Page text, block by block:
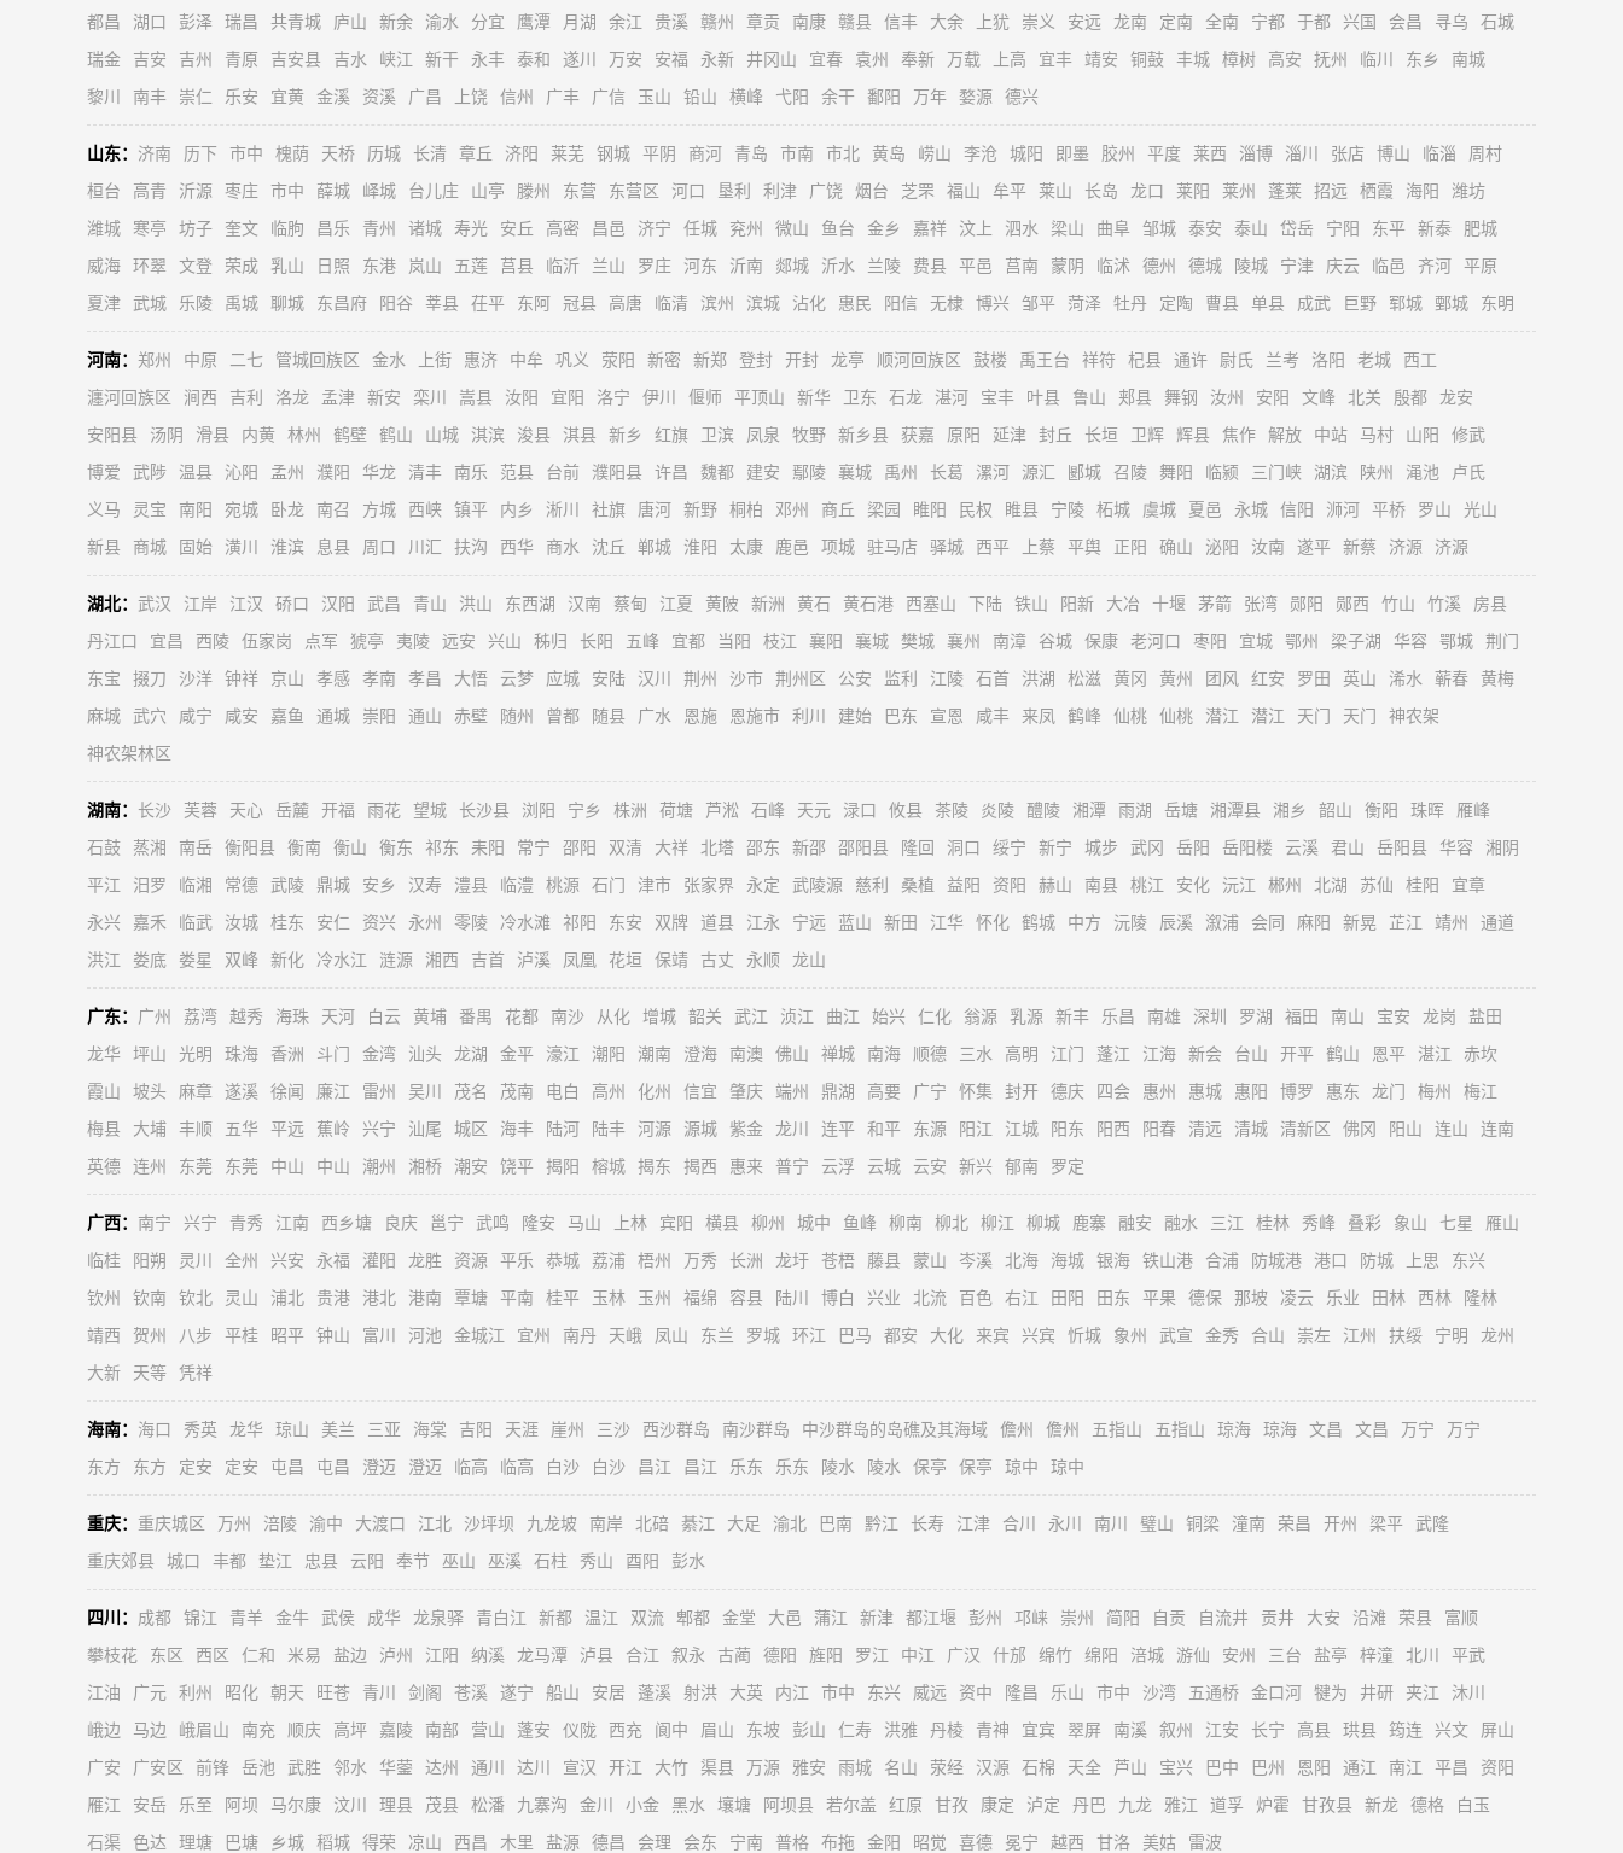
都昌
湖口 彭泽 瑞昌 共青城 庐山 新余 渝水 分宜 鹰潭 月湖 余江 贵溪 赣州 章贡 南康 赣县 信丰 大余 上犹 崇义 安远 龙南 定南 全南 宁都 于都 兴国 会昌 寻乌
石城
瑞金
吉安 吉州 青原 吉安县 吉水 峡江 新干 永丰 泰和 遂川 万安 安福 永新 井冈山 宜春 袁州 奉新 万载 上高 宜丰 靖安 铜鼓 丰城 樟树 高安 抚州 临川 东乡
南城
黎川
南丰 崇仁 乐安 宜黄 金溪 资溪 广昌 上饶 信州 广丰 广信 玉山 铅山 横峰 弋阳 余干 鄱阳 万年 婺源 德兴
山东： 济南 历下 市中 槐荫 天桥 历城 长清 章丘 济阳 莱芜 钢城 平阴 商河 青岛 市南 市北 黄岛 崂山 李沧 城阳 即墨 胶州 平度 莱西 淄博 淄川 张店 博山 临淄
周村
桓台
高青 沂源 枣庄 市中 薛城 峄城 台儿庄 山亭 滕州 东营 东营区 河口 垦利 利津 广饶 烟台 芝罘 福山 牟平 莱山 长岛 龙口 莱阳 莱州 蓬莱 招远 栖霞 海阳
潍坊
潍城
寒亭 坊子 奎文 临朐 昌乐 青州 诸城 寿光 安丘 高密 昌邑 济宁 任城 兖州 微山 鱼台 金乡 嘉祥 汶上 泗水 梁山 曲阜 邹城 泰安 泰山 岱岳 宁阳 东平 新泰
肥城
威海
环翠 文登 荣成 乳山 日照 东港 岚山 五莲 莒县 临沂 兰山 罗庄 河东 沂南 郯城 沂水 兰陵 费县 平邑 莒南 蒙阴 临沭 德州 德城 陵城 宁津 庆云 临邑 齐河
平原
夏津
武城 乐陵 禹城 聊城 东昌府 阳谷 莘县 茌平 东阿 冠县 高唐 临清 滨州 滨城 沾化 惠民 阳信 无棣 博兴 邹平 菏泽 牡丹 定陶 曹县 单县 成武 巨野 郓城 鄄城 东明
河南： 郑州 中原 二七 管城回族区 金水 上街 惠济 中牟 巩义 荥阳 新密 新郑 登封 开封 龙亭 顺河回族区 鼓楼 禹王台 祥符 杞县 通许 尉氏 兰考 洛阳 老城
西工
瀍河回族区
涧西 吉利 洛龙 孟津 新安 栾川 嵩县 汝阳 宜阳 洛宁 伊川 偃师 平顶山 新华 卫东 石龙 湛河 宝丰 叶县 鲁山 郏县 舞钢 汝州 安阳 文峰 北关 殷都
龙安
安阳县
汤阴 滑县 内黄 林州 鹤壁 鹤山 山城 淇滨 浚县 淇县 新乡 红旗 卫滨 凤泉 牧野 新乡县 获嘉 原阳 延津 封丘 长垣 卫辉 辉县 焦作 解放 中站 马村 山阳
修武
博爱
武陟 温县 沁阳 孟州 濮阳 华龙 清丰 南乐 范县 台前 濮阳县 许昌 魏都 建安 鄢陵 襄城 禹州 长葛 漯河 源汇 郾城 召陵 舞阳 临颍 三门峡 湖滨 陕州 渑池
卢氏
义马
灵宝 南阳 宛城 卧龙 南召 方城 西峡 镇平 内乡 淅川 社旗 唐河 新野 桐柏 邓州 商丘 梁园 睢阳 民权 睢县 宁陵 柘城 虞城 夏邑 永城 信阳 浉河 平桥 罗山
光山
新县
商城 固始 潢川 淮滨 息县 周口 川汇 扶沟 西华 商水 沈丘 郸城 淮阳 太康 鹿邑 项城 驻马店 驿城 西平 上蔡 平舆 正阳 确山 泌阳 汝南 遂平 新蔡 济源 济源
湖北： 武汉 江岸 江汉 硚口 汉阳 武昌 青山 洪山 东西湖 汉南 蔡甸 江夏 黄陂 新洲 黄石 黄石港 西塞山 下陆 铁山 阳新 大冶 十堰 茅箭 张湾 郧阳 郧西 竹山 竹溪
房县
丹江口
宜昌 西陵 伍家岗 点军 猇亭 夷陵 远安 兴山 秭归 长阳 五峰 宜都 当阳 枝江 襄阳 襄城 樊城 襄州 南漳 谷城 保康 老河口 枣阳 宜城 鄂州 梁子湖 华容 鄂城
荆门
东宝
掇刀 沙洋 钟祥 京山 孝感 孝南 孝昌 大悟 云梦 应城 安陆 汉川 荆州 沙市 荆州区 公安 监利 江陵 石首 洪湖 松滋 黄冈 黄州 团风 红安 罗田 英山 浠水 蕲春
黄梅
麻城
武穴 咸宁 咸安 嘉鱼 通城 崇阳 通山 赤壁 随州 曾都 随县 广水 恩施 恩施市 利川 建始 巴东 宣恩 咸丰 来凤 鹤峰 仙桃 仙桃 潜江 潜江 天门 天门
神农架
神农架林区
湖南： 长沙 芙蓉 天心 岳麓 开福 雨花 望城 长沙县 浏阳 宁乡 株洲 荷塘 芦淞 石峰 天元 渌口 攸县 茶陵 炎陵 醴陵 湘潭 雨湖 岳塘 湘潭县 湘乡 韶山 衡阳 珠晖
雁峰
石鼓
蒸湘 南岳 衡阳县 衡南 衡山 衡东 祁东 耒阳 常宁 邵阳 双清 大祥 北塔 邵东 新邵 邵阳县 隆回 洞口 绥宁 新宁 城步 武冈 岳阳 岳阳楼 云溪 君山 岳阳县 华容
湘阴
平江
汨罗 临湘 常德 武陵 鼎城 安乡 汉寿 澧县 临澧 桃源 石门 津市 张家界 永定 武陵源 慈利 桑植 益阳 资阳 赫山 南县 桃江 安化 沅江 郴州 北湖 苏仙 桂阳
宜章
永兴
嘉禾 临武 汝城 桂东 安仁 资兴 永州 零陵 冷水滩 祁阳 东安 双牌 道县 江永 宁远 蓝山 新田 江华 怀化 鹤城 中方 沅陵 辰溪 溆浦 会同 麻阳 新晃 芷江 靖州
通道
洪江
娄底 娄星 双峰 新化 冷水江 涟源 湘西 吉首 泸溪 凤凰 花垣 保靖 古丈 永顺 龙山
广东： 广州 荔湾 越秀 海珠 天河 白云 黄埔 番禺 花都 南沙 从化 增城 韶关 武江 浈江 曲江 始兴 仁化 翁源 乳源 新丰 乐昌 南雄 深圳 罗湖 福田 南山 宝安 龙岗
盐田
龙华
坪山 光明 珠海 香洲 斗门 金湾 汕头 龙湖 金平 濠江 潮阳 潮南 澄海 南澳 佛山 禅城 南海 顺德 三水 高明 江门 蓬江 江海 新会 台山 开平 鹤山 恩平 湛江
赤坎
霞山
坡头 麻章 遂溪 徐闻 廉江 雷州 吴川 茂名 茂南 电白 高州 化州 信宜 肇庆 端州 鼎湖 高要 广宁 怀集 封开 德庆 四会 惠州 惠城 惠阳 博罗 惠东 龙门 梅州
梅江
梅县
大埔 丰顺 五华 平远 蕉岭 兴宁 汕尾 城区 海丰 陆河 陆丰 河源 源城 紫金 龙川 连平 和平 东源 阳江 江城 阳东 阳西 阳春 清远 清城 清新区 佛冈 阳山 连山
连南
英德
连州 东莞 东莞 中山 中山 潮州 湘桥 潮安 饶平 揭阳 榕城 揭东 揭西 惠来 普宁 云浮 云城 云安 新兴 郁南 罗定
广西： 南宁 兴宁 青秀 江南 西乡塘 良庆 邕宁 武鸣 隆安 马山 上林 宾阳 横县 柳州 城中 鱼峰 柳南 柳北 柳江 柳城 鹿寨 融安 融水 三江 桂林 秀峰 叠彩 象山 七星
雁山
临桂
阳朔 灵川 全州 兴安 永福 灌阳 龙胜 资源 平乐 恭城 荔浦 梧州 万秀 长洲 龙圩 苍梧 藤县 蒙山 岑溪 北海 海城 银海 铁山港 合浦 防城港 港口 防城 上思
东兴
钦州
钦南 钦北 灵山 浦北 贵港 港北 港南 覃塘 平南 桂平 玉林 玉州 福绵 容县 陆川 博白 兴业 北流 百色 右江 田阳 田东 平果 德保 那坡 凌云 乐业 田林 西林
隆林
靖西
贺州 八步 平桂 昭平 钟山 富川 河池 金城江 宜州 南丹 天峨 凤山 东兰 罗城 环江 巴马 都安 大化 来宾 兴宾 忻城 象州 武宣 金秀 合山 崇左 江州 扶绥 宁明
龙州
大新
天等 凭祥
海南： 海口 秀英 龙华 琼山 美兰 三亚 海棠 吉阳 天涯 崖州 三沙 西沙群岛 南沙群岛 中沙群岛的岛礁及其海域 儋州 儋州 五指山 五指山 琼海 琼海 文昌 文昌 万宁
万宁
东方
东方 定安 定安 屯昌 屯昌 澄迈 澄迈 临高 临高 白沙 白沙 昌江 昌江 乐东 乐东 陵水 陵水 保亭 保亭 琼中 琼中
重庆： 重庆城区 万州 涪陵 渝中 大渡口 江北 沙坪坝 九龙坡 南岸 北碚 綦江 大足 渝北 巴南 黔江 长寿 江津 合川 永川 南川 璧山 铜梁 潼南 荣昌 开州 梁平
武隆
重庆郊县
城口 丰都 垫江 忠县 云阳 奉节 巫山 巫溪 石柱 秀山 酉阳 彭水
四川： 成都 锦江 青羊 金牛 武侯 成华 龙泉驿 青白江 新都 温江 双流 郫都 金堂 大邑 蒲江 新津 都江堰 彭州 邛崃 崇州 简阳 自贡 自流井 贡井 大安 沿滩 荣县
富顺
攀枝花
东区 西区 仁和 米易 盐边 泸州 江阳 纳溪 龙马潭 泸县 合江 叙永 古蔺 德阳 旌阳 罗江 中江 广汉 什邡 绵竹 绵阳 涪城 游仙 安州 三台 盐亭 梓潼 北川
平武
江油
广元 利州 昭化 朝天 旺苍 青川 剑阁 苍溪 遂宁 船山 安居 蓬溪 射洪 大英 内江 市中 东兴 威远 资中 隆昌 乐山 市中 沙湾 五通桥 金口河 犍为 井研 夹江
沐川
峨边
马边 峨眉山 南充 顺庆 高坪 嘉陵 南部 营山 蓬安 仪陇 西充 阆中 眉山 东坡 彭山 仁寿 洪雅 丹棱 青神 宜宾 翠屏 南溪 叙州 江安 长宁 高县 珙县 筠连 兴文
屏山
广安
广安区 前锋 岳池 武胜 邻水 华蓥 达州 通川 达川 宣汉 开江 大竹 渠县 万源 雅安 雨城 名山 荥经 汉源 石棉 天全 芦山 宝兴 巴中 巴州 恩阳 通江 南江 平昌
资阳
雁江
安岳 乐至 阿坝 马尔康 汶川 理县 茂县 松潘 九寨沟 金川 小金 黑水 壤塘 阿坝县 若尔盖 红原 甘孜 康定 泸定 丹巴 九龙 雅江 道孚 炉霍 甘孜县 新龙 德格
白玉
石渠
色达 理塘 巴塘 乡城 稻城 得荣 凉山 西昌 木里 盐源 德昌 会理 会东 宁南 普格 布拖 金阳 昭觉 喜德 冕宁 越西 甘洛 美姑 雷波